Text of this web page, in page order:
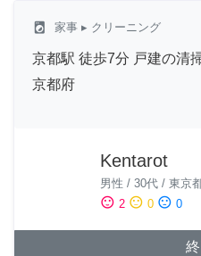
local_laundry_service 家事 ▸ クリーニング
京都駅 徒歩7分 戸建の清
京都府
Kentarot
男性 / 30代 / 東京
sentiment_satisfied 2 sentiment_neutral 0 sentiment_dissatisfied 0